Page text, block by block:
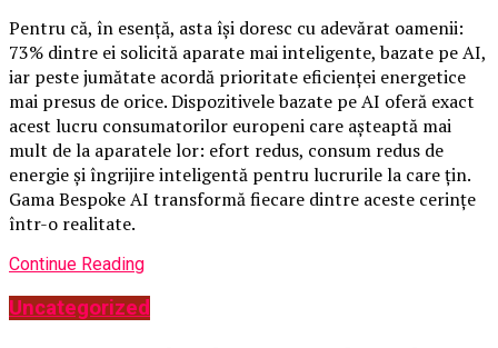
Pentru că, în esență, asta își doresc cu adevărat oamenii:
73% dintre ei solicită aparate mai inteligente, bazate pe AI,
iar peste jumătate acordă prioritate eficienței energetice
mai presus de orice. Dispozitivele bazate pe AI oferă exact
acest lucru consumatorilor europeni care așteaptă mai
mult de la aparatele lor: efort redus, consum redus de
energie și îngrijire inteligentă pentru lucrurile la care țin.
Gama Bespoke AI transformă fiecare dintre aceste cerințe
într-o realitate.
Continue Reading
Uncategorized